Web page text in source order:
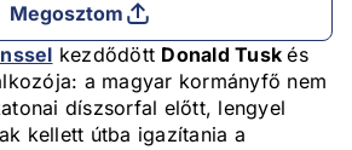
Megosztom
kezdődött Donald Tuskés
a magyar kormányfő nem
díszsorfal előtt, lengyel
kellett útba igazítania a